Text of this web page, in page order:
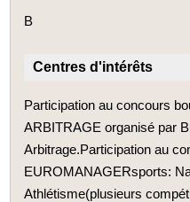
B
Centres d'intérêts
Participation au concours
ARBITRAGE organisé par
Arbitrage.Participation au
EUROMANAGERsports:
Athlétisme(plusieurs